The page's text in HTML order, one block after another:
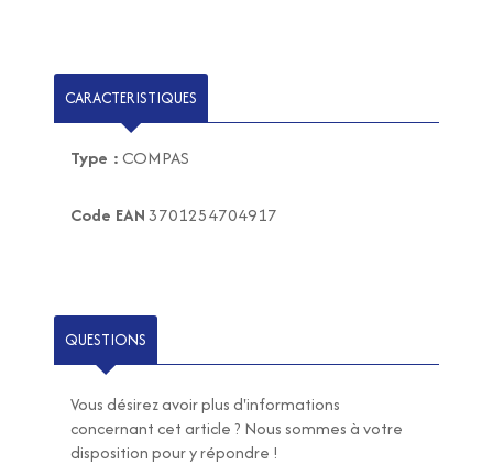
CARACTERISTIQUES
Type :COMPAS
Code EAN3701254704917
QUESTIONS
Vous désirez avoir plus d'informations
concernant cet article ? Nous sommes à votre
disposition pour y répondre !